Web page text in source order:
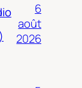
6
août
2026